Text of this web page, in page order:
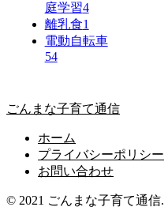
庭学習4
離乳食1
電動自転車
54
ごんまな子育て通信
ホーム
プライバシーポリシー
お問い合わせ
© 2021 ごんまな子育て通信.